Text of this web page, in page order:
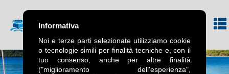
Informativa
Noi e terze parti selezionate utilizziamo cookie
o tecnologie simili per finalità tecniche e, con il
tuo consenso, anche per altre finalità
("miglioramento dell'esperienza",